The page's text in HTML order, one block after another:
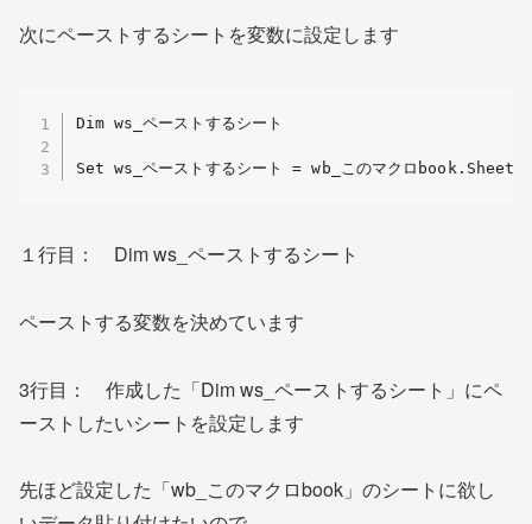
次にペーストするシートを変数に設定します
Dim ws_ペーストするシート
Set ws_ペーストするシート = wb_このマクロ
１行目： Dim ws_ペーストするシート
ペーストする変数を決めています
3行目： 作成した「Dim ws_ペーストするシート」にペ
ーストしたいシートを設定します
先ほど設定した「wb_このマクロbook」のシートに欲し